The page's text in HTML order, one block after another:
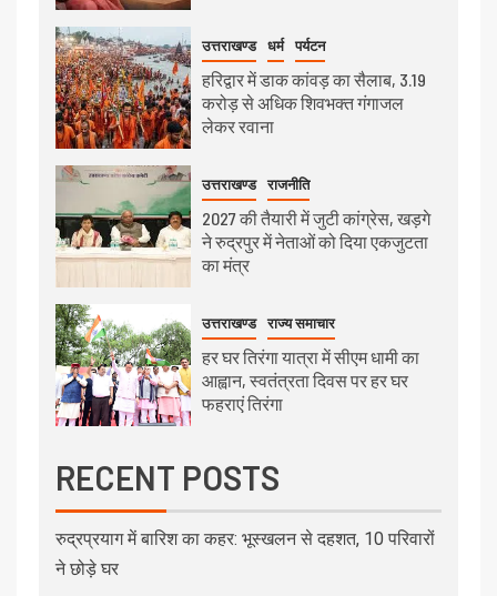
उत्तराखण्ड धर्म पर्यटन
हरिद्वार में डाक कांवड़ का सैलाब, 3.19
करोड़ से अधिक शिवभक्त गंगाजल
लेकर रवाना
उत्तराखण्ड राजनीति
2027 की तैयारी में जुटी कांग्रेस, खड़गे
ने रुद्रपुर में नेताओं को दिया एकजुटता
का मंत्र
उत्तराखण्ड राज्य समाचार
हर घर तिरंगा यात्रा में सीएम धामी का
आह्वान, स्वतंत्रता दिवस पर हर घर
फहराएं तिरंगा
RECENT POSTS
रुद्रप्रयाग में बारिश का कहर: भूस्खलन से दहशत, 10 परिवारों
ने छोड़े घर